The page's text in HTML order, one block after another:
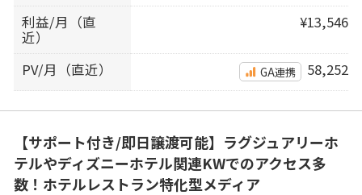
利益/月（直
近）
¥13,546
PV/月（直近） GA連携 58,252
【サポート付き/即日譲渡可能】ラグジュアリーホ
テルやディズニーホテル関連KWでのアクセス多
数！ホテルレストラン特化型メディア